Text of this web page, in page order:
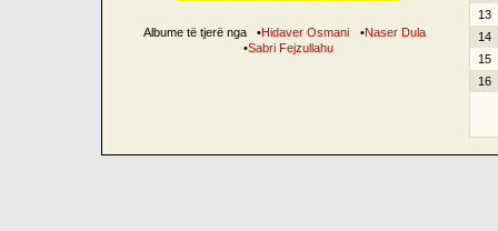
Albume të tjerë nga •Hidaver Osmani •Naser Dula
•Sabri Fejzullahu
13
14
15
16